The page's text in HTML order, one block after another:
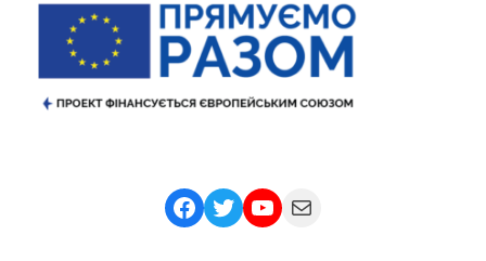
Facebook
TwitterYouTube
Mail